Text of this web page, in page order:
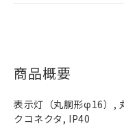
商品概要
表示灯（丸胴形φ16）,
クコネクタ, IP40